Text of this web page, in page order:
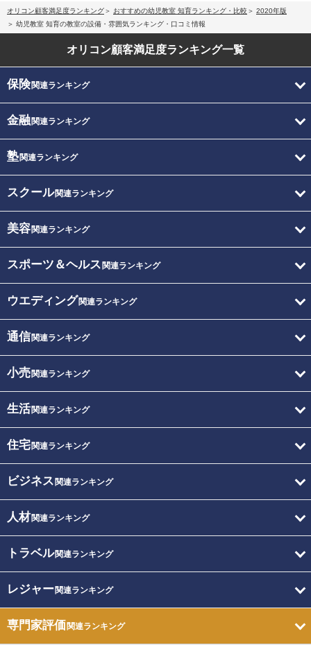
オリコン顧客満足度ランキング おすすめの幼児教室 知育ランキング・比較
2020年版
幼児教室 知育の教室の設備・雰囲気ランキング・口コミ情報
オリコン顧客満足度ランキング一覧
保険関連ランキング
金融関連ランキング
塾関連ランキング
スクール関連ランキング
美容関連ランキング
スポーツ＆ヘルス 関連ランキング
ウエディング関連ランキング
通信関連ランキング
小売関連ランキング
生活関連ランキング
住宅関連ランキング
ビジネス 関連ランキング
人材関連ランキング
トラベル関連ランキング
レジャー関連ランキング
専門家評価関連ランキング